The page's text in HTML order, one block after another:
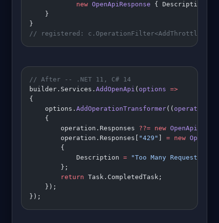
            new
OpenApiResponse { Description
    }
}
// registered:
// After -- .NET 11, C# 14
builder.Services. AddOpenApi ( options =>
{
    options.
AddOperationTransformer(( operation
    {
        operation.Responses
??= new
        operation.Responses[
"429" = new
        {
            Description
= "Too Many Requests"
        };
        return
Task.CompletedTask;
    });
});